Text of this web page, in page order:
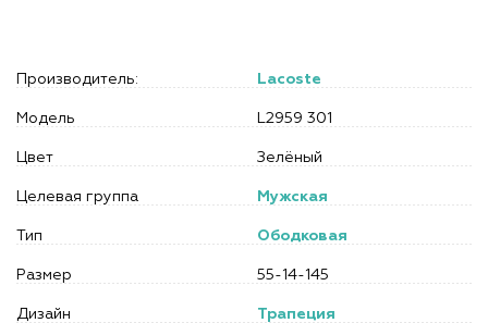
Производитель: Lacoste
Модель L2959 301
Цвет Зелёный
Целевая группа Мужская
Тип Ободковая
Размер 55-14-145
Дизайн Трапеция